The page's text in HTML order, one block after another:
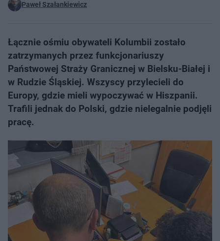
Paweł Szałankiewicz
Łącznie ośmiu obywateli Kolumbii zostało
zatrzymanych przez funkcjonariuszy
Państwowej Straży Granicznej w Bielsku-Białej i
w Rudzie Śląskiej. Wszyscy przylecieli do
Europy, gdzie mieli wypoczywać w Hiszpanii.
Trafili jednak do Polski, gdzie nielegalnie podjęli
pracę.